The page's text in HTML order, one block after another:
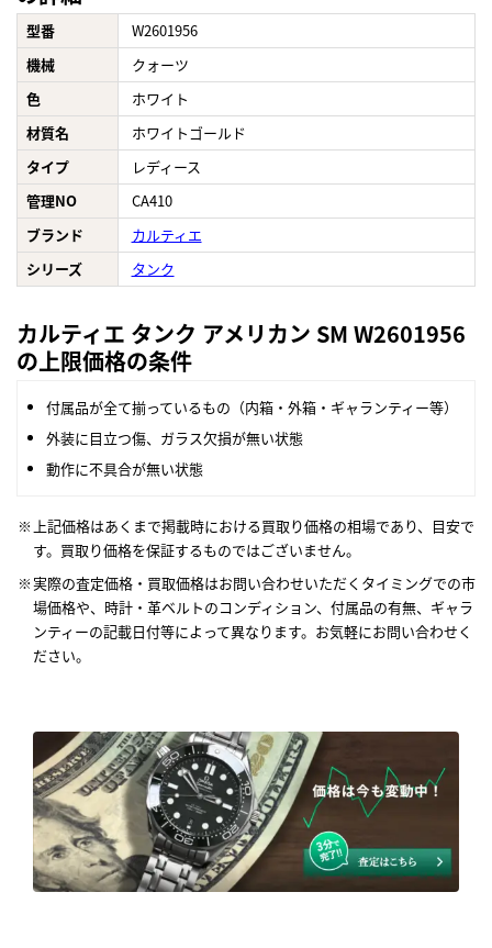
型番
W2601956
機械
クォーツ
色
ホワイト
材質名
ホワイトゴールド
タイプ
レディース
管理NO
CA410
ブランド
カルティエ
シリーズ
タンク
カルティエ タンク アメリカン SM W2601956
の上限価格の条件
付属品が全て揃っているもの（内箱・外箱・ギャランティー等）
外装に目立つ傷、ガラス欠損が無い状態
動作に不具合が無い状態
上記価格はあくまで掲載時における買取り価格の相場であり、目安で
す。買取り価格を保証するものではございません。
実際の査定価格・買取価格はお問い合わせいただくタイミングでの市
場価格や、時計・革ベルトのコンディション、付属品の有無、ギャラ
ンティーの記載日付等によって異なります。お気軽にお問い合わせく
ださい。